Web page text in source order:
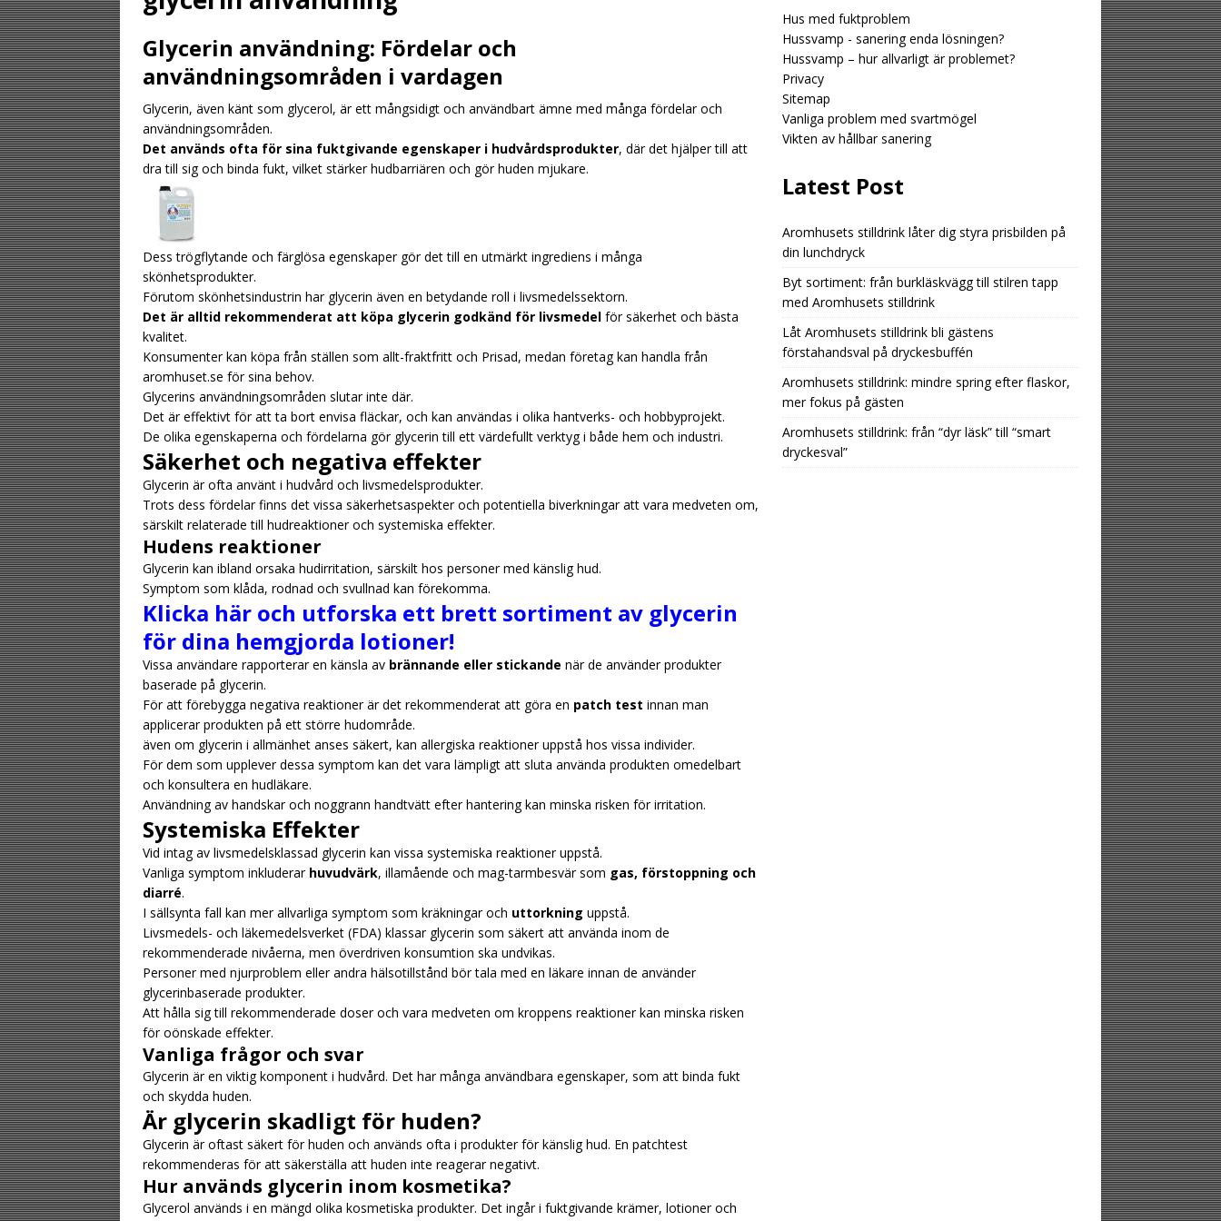
[ August 1, 2026 ]
UNCATEGORIZED
[ August 6, 2026 ]
Aromhusets stilldrink låter dig styra prisbilden på din lunchdryck
UNCATEGORIZED
[ August 4, 2026 ] Byt sortiment: från burkläskvägg till stilren tapp med Aromhusets
stilldrink
UNCATEGORIZED
Glycerin användning: Fördelar och
användningsområden i vardagen
Glycerin, även känt som glycerol, är ett mångsidigt och användbart ämne med många fördelar och
användningsområden.
Det används ofta för sina fuktgivande egenskaper i hudvårdsprodukter, där det hjälper till att
dra till sig och binda fukt, vilket stärker hudbarriären och gör huden mjukare.
Dess trögflytande och färglösa egenskaper gör det till en utmärkt ingrediens i många
skönhetsprodukter.
Förutom skönhetsindustrin har glycerin även en betydande roll i livsmedelssektorn.
Det är alltid rekommenderat att köpa glycerin godkänd för livsmedel för säkerhet och bästa
kvalitet.
Konsumenter kan köpa från ställen som allt-fraktfritt och Prisad, medan företag kan handla från
aromhuset.se för sina behov.
Glycerins användningsområden slutar inte där.
Det är effektivt för att ta bort envisa fläckar, och kan användas i olika hantverks- och hobbyprojekt.
De olika egenskaperna och fördelarna gör glycerin till ett värdefullt verktyg i både hem och industri.
Säkerhet och negativa effekter
Glycerin är ofta använt i hudvård och livsmedelsprodukter.
Trots dess fördelar finns det vissa säkerhetsaspekter och potentiella biverkningar att vara medveten om,
särskilt relaterade till hudreaktioner och systemiska effekter.
Hudens reaktioner
Glycerin kan ibland orsaka hudirritation, särskilt hos personer med känslig hud.
Symptom som klåda, rodnad och svullnad kan förekomma.
Klicka här och utforska ett brett sortiment av glycerin
för dina hemgjorda lotioner!
Vissa användare rapporterar en känsla av brännande eller stickande när de använder produkter
baserade på glycerin.
För att förebygga negativa reaktioner är det rekommenderat att göra en patch test innan man
applicerar produkten på ett större hudområde.
även om glycerin i allmänhet anses säkert, kan allergiska reaktioner uppstå hos vissa individer.
För dem som upplever dessa symptom kan det vara lämpligt att sluta använda produkten omedelbart
och konsultera en hudläkare.
Användning av handskar och noggrann handtvätt efter hantering kan minska risken för irritation.
Systemiska Effekter
Vid intag av livsmedelsklassad glycerin kan vissa systemiska reaktioner uppstå.
Vanliga symptom inkluderar huvudvärk, illamående och mag-tarmbesvär som gas, förstoppning och
diarré.
I sällsynta fall kan mer allvarliga symptom som kräkningar och uttorkning uppstå.
Livsmedels- och läkemedelsverket (FDA) klassar glycerin som säkert att använda inom de
rekommenderade nivåerna, men överdriven konsumtion ska undvikas.
Personer med njurproblem eller andra hälsotillstånd bör tala med en läkare innan de använder
glycerinbaserade produkter.
Att hålla sig till rekommenderade doser och vara medveten om kroppens reaktioner kan minska risken
för oönskade effekter.
Vanliga frågor och svar
Glycerin är en viktig komponent i hudvård. Det har många användbara egenskaper, som att binda fukt
och skydda huden.
Är glycerin skadligt för huden?
Glycerin är oftast säkert för huden och används ofta i produkter för känslig hud. En patchtest
rekommenderas för att säkerställa att huden inte reagerar negativt.
Hur används glycerin inom kosmetika?
Glycerol används i en mängd olika kosmetiska produkter. Det ingår i fuktgivande krämer, lotioner och
Hus med fuktproblem
Hussvamp - sanering enda lösningen?
Hussvamp – hur allvarligt är problemet?
Privacy
Sitemap
Vanliga problem med svartmögel
Vikten av hållbar sanering
Latest Post
Aromhusets stilldrink låter dig styra prisbilden på
din lunchdryck
Byt sortiment: från burkläskvägg till stilren tapp
med Aromhusets stilldrink
Låt Aromhusets stilldrink bli gästens
förstahandsval på dryckesbuffén
Aromhusets stilldrink: mindre spring efter flaskor,
mer fokus på gästen
Aromhusets stilldrink: från “dyr läsk” till “smart
dryckesval”